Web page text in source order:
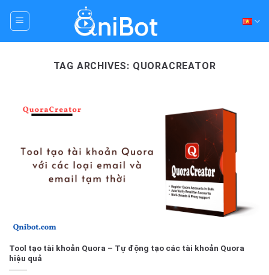
TAG ARCHIVES: QUORACREATOR
Tool tạo tài khoản Quora – Tự động tạo các tài khoản Quora
hiệu quả